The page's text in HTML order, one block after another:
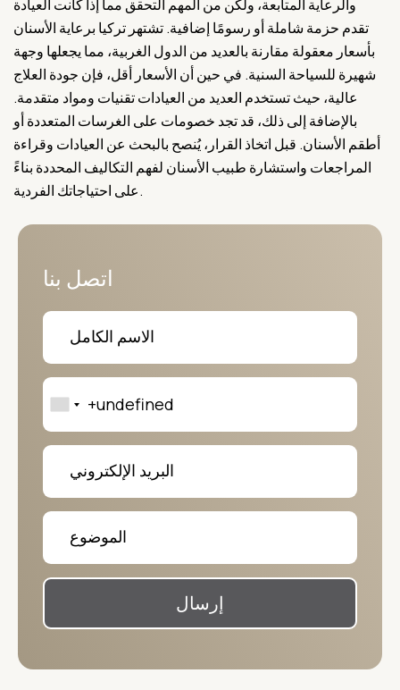
والرعاية المتابعة، ولكن من المهم التحقق مما إذا كانت العيادة
تقدم حزمة شاملة أو رسومًا إضافية. تشتهر تركيا برعاية الأسنان
بأسعار معقولة مقارنة بالعديد من الدول الغربية، مما يجعلها وجهة
شهيرة للسياحة السنية. في حين أن الأسعار أقل، فإن جودة العلاج
عالية، حيث تستخدم العديد من العيادات تقنيات ومواد متقدمة.
بالإضافة إلى ذلك، قد تجد خصومات على الغرسات المتعددة أو
أطقم الأسنان. قبل اتخاذ القرار، يُنصح بالبحث عن العيادات وقراءة
المراجعات واستشارة طبيب الأسنان لفهم التكاليف المحددة بناءً
على احتياجاتك الفردية.
اتصل بنا
إرسال